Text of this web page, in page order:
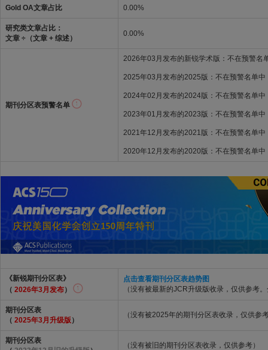
Gold OA文章占比 0.00%
研究类文章占比：
文章 ÷（文章 + 综述）
0.00%
期刊分区表预警名单
2026年03月发布的新锐学术版：不在预警名
2025年03月发布的2025版：不在预警名单中
2024年02月发布的2024版：不在预警名单中
2023年01月发布的2023版：不在预警名单中
2021年12月发布的2021版：不在预警名单中
2020年12月发布的2020版：不在预警名单中
《新锐期刊分区表》
（ 2026年3月发布）
点击查看期刊分区表趋势图
（没有被最新的JCR升级版收录，仅供参考
期刊分区表
（ 2025年3月升级版 ）
（没有被2025年的期刊分区表收录，仅供参
期刊分区表
（没有被旧的期刊分区表收录，仅供参考）